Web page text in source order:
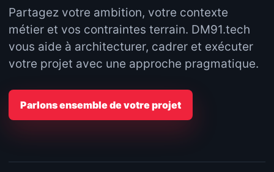
Partagez votre ambition, votre contexte
métier et vos contraintes terrain. DM91.tech
vous aide à architecturer, cadrer et exécuter
votre projet avec une approche pragmatique.
Parlons ensemble de votre projet